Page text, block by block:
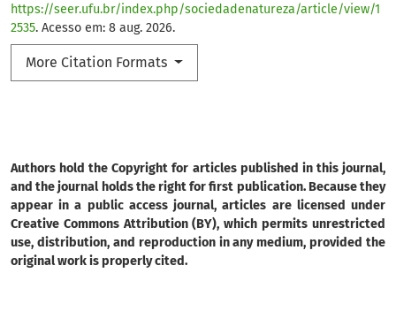
https://seer.ufu.br/index.php/sociedadenatureza/article/view/1
2535. Acesso em: 8 aug. 2026.
More Citation Formats
Authors hold the Copyright for articles published in this journal,
and the journal holds the right for first publication. Because they
appear in a public access journal, articles are licensed under
Creative Commons Attribution (BY), which permits unrestricted
use, distribution, and reproduction in any medium, provided the
original work is properly cited.